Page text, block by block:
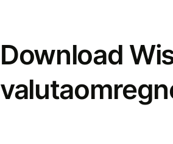
Download